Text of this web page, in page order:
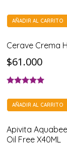
AÑADIR AL CARRITO
Cerave Crema
$61.000
5.00de 5
AÑADIR AL CARRITO
Apivita
Oil Free X40ML